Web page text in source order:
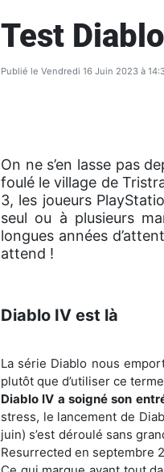
Test
Publié le Vendredi 16 Juin 2023 à
On ne s’en lasse pas
foulé le village de
3, les joueurs
seul ou à plusieurs
longues années
attend !
Diablo IV est là
La série Diablo nous
plutôt que d’utiliser ce
Diablo IV a soigné son
stress, le lancement de
juin) s’est déroulé sans
Resurrected en septembre